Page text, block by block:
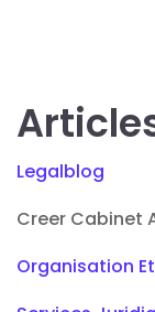
Legalblog
Creer Cabinet
Organisation